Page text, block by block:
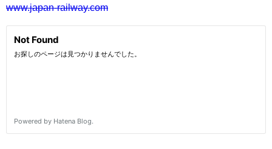
www.japan-railway.com